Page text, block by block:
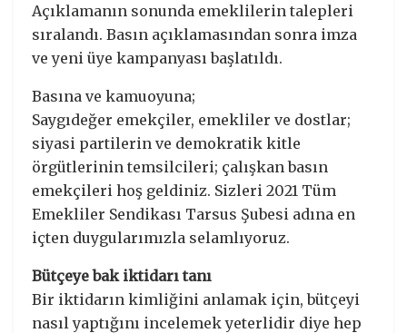
Açıklamanın sonunda emeklilerin talepleri
sıralandı. Basın açıklamasından sonra imza
ve yeni üye kampanyası başlatıldı.
Basına ve kamuoyuna;
Saygıdeğer emekçiler, emekliler ve dostlar;
siyasi partilerin ve demokratik kitle
örgütlerinin temsilcileri; çalışkan basın
emekçileri hoş geldiniz. Sizleri 2021 Tüm
Emekliler Sendikası Tarsus Şubesi adına en
içten duygularımızla selamlıyoruz.
Bütçeye bak iktidarı tanı
Bir iktidarın kimliğini anlamak için, bütçeyi
nasıl yaptığını incelemek yeterlidir diye hep